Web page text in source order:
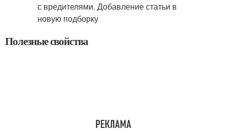
Полезные свойства